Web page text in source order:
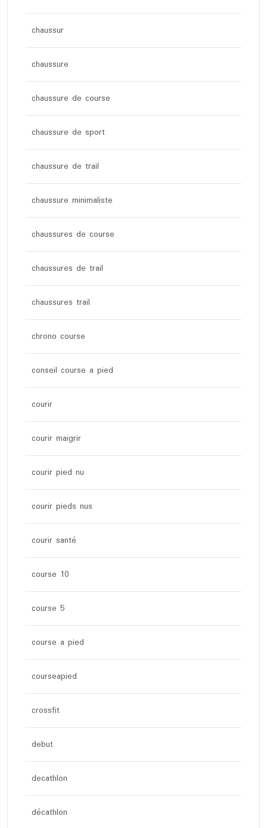
chaussur
chaussure
chaussure de course
chaussure de sport
chaussure de trail
chaussure minimaliste
chaussures de course
chaussures de trail
chaussures trail
chrono course
conseil course a pied
courir
courir maigrir
courir pied nu
courir pieds nus
courir santé
course 10
course 5
course a pied
courseapied
crossfit
debut
decathlon
décathlon